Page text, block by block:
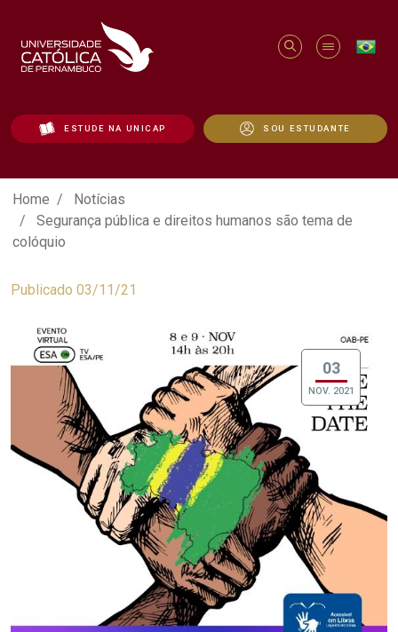
ESTUDE NA UNICAP SOU ESTUDANTE
Segurança pública e direitos humanos
Home
Notícias
Segurança pública e direitos humanos são tema de
colóquio
Publicado 03/11/21
03
NOV. 2021